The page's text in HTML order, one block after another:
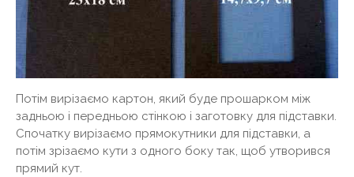
Потім вирізаємо картон, який буде прошарком між
задньою і передньою стінкою і заготовку для підставки.
Спочатку вирізаємо прямокутники для підставки, а
потім зрізаємо кути з одного боку так, щоб утворився
прямий кут.